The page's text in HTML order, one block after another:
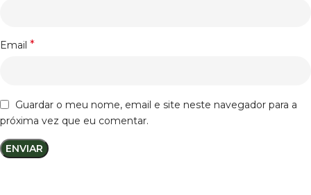
Email *
Guardar o meu nome, email e site neste navegador para a
próxima vez que eu comentar.